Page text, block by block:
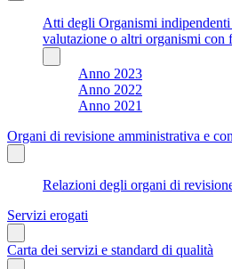
Atti degli Organismi
valutazione o altri organismi con
Anno 2023
Anno 2022
Anno 2021
Organi di revisione amministrativa e
Relazioni degli organi di
Servizi erogati
Carta dei servizi e standard di qualità